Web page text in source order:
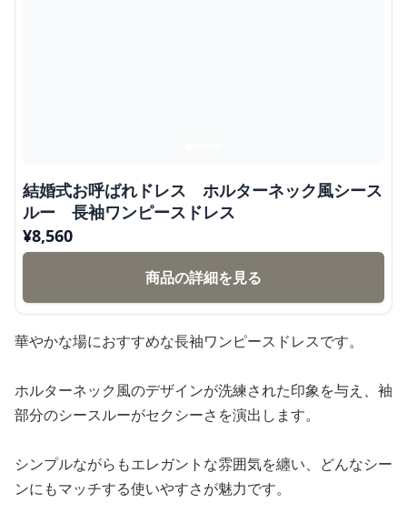
結婚式お呼ばれドレス ホルターネック風シース
ルー 長袖ワンピースドレス
¥8,560
商品の詳細を見る
華やかな場におすすめな長袖ワンピースドレスです。
ホルターネック風のデザインが洗練された印象を与え、袖
部分のシースルーがセクシーさを演出します。
シンプルながらもエレガントな雰囲気を纏い、どんなシー
ンにもマッチする使いやすさが魅力です。